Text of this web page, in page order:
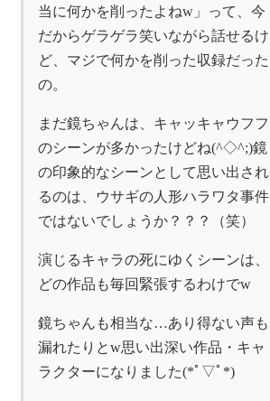
当に何かを削ったよねw」って、今
だからゲラゲラ笑いながら話せるけ
ど、マジで何かを削った収録だった
の。
まだ鏡ちゃんは、キャッキャウフフ
のシーンが多かったけどね(^◇^;)鏡
の印象的なシーンとして思い出され
るのは、ウサギの人形ハラワタ事件
ではないでしょうか？？？（笑）
演じるキャラの死にゆくシーンは、
どの作品も毎回緊張するわけでw
鏡ちゃんも相当な…あり得ない声も
漏れたりとw思い出深い作品・キャ
ラクターになりました(*ﾟ▽ﾟ*)